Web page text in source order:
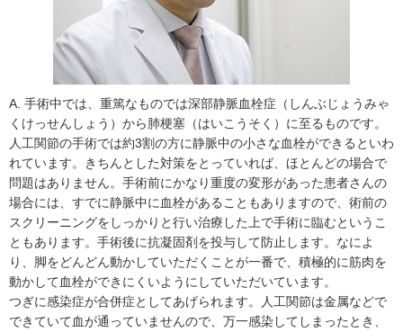
A. 手術中では、重篤なものでは深部静脈血栓症（しんぶじょうみゃ
くけっせんしょう）から肺梗塞（はいこうそく）に至るものです。
人工関節の手術では約3割の方に静脈中の小さな血栓ができるといわ
れています。きちんとした対策をとっていれば、ほとんどの場合で
問題はありません。手術前にかなり重度の変形があった患者さんの
場合には、すでに静脈中に血栓があることもありますので、術前の
スクリーニングをしっかりと行い治療した上で手術に臨むというこ
ともあります。手術後に抗凝固剤を投与して防止します。なによ
り、脚をどんどん動かしていただくことが一番で、積極的に筋肉を
動かして血栓ができにくいようにしていただいています。
つぎに感染症が合併症としてあげられます。人工関節は金属などで
できていて血が通っていませんので、万一感染してしまったとき、